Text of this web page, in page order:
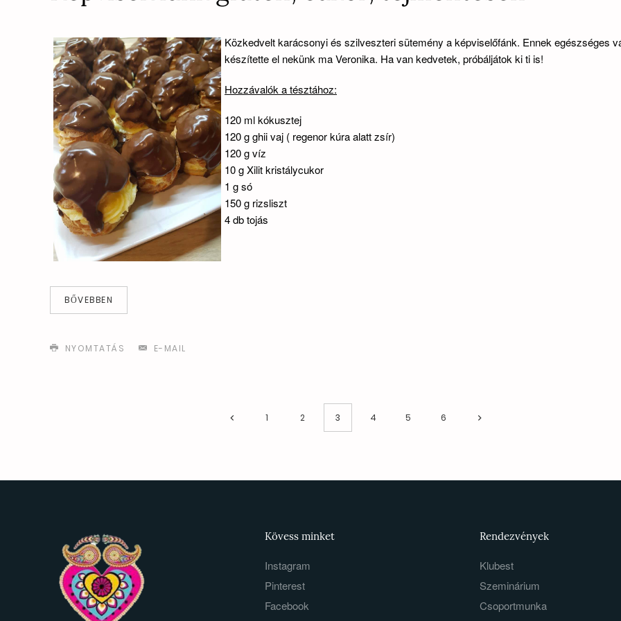
Közkedvelt karácsonyi és szilveszteri sütemény a képviselőfánk. Ennek egészséges
készítette el nekünk ma Veronika. Ha van kedvetek, próbáljátok ki ti is!
Hozzávalók a tésztához:
120 ml kókusztej
120 g ghii vaj ( regenor kúra alatt zsír)
120 g víz
10 g Xilit kristálycukor
1 g só
150 g rizsliszt
4 db tojás
BŐVEBBEN
NYOMTATÁS E-MAIL
1 2 3 4 5 6
Kövess minket
Instagram
Pinterest
Facebook
Rendezvények
Klubest
Szeminárium
Csoportmunka